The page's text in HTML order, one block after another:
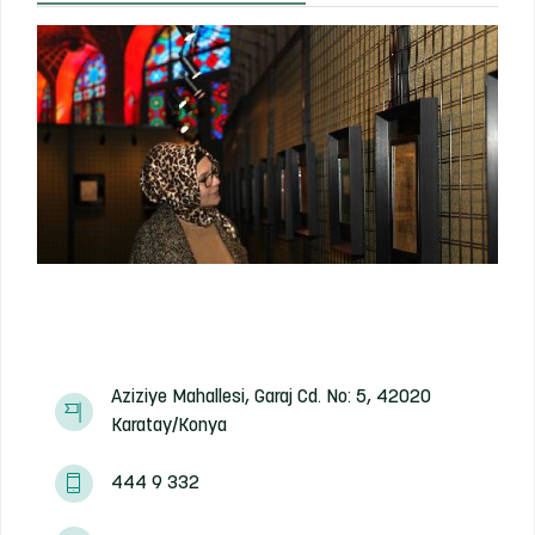
Aziziye Mahallesi, Garaj Cd. No: 5, 42020
Karatay/Konya
444 9 332